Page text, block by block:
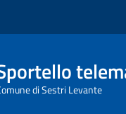
di Sestri Levante